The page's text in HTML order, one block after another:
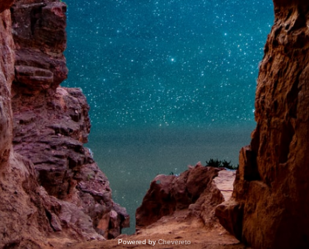
Powered byChevereto